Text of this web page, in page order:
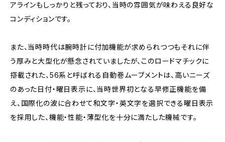
アラインもしっかりと残っており、当時の雰囲気が味わえる良好な
コンディションです。
また、当時時代は腕時計に付加機能が求められつつもそれに伴
う厚みと大型化が懸念されていましたが、このロードマチックに
搭載された、56系と呼ばれる自動巻ムーブメントは、高いニーズ
のあった日付・曜日表示に、当時世界初となる早修正機能を備
え、国際化の波に合わせて和文字・英文字を選択できる曜日表示
を採用した、機能・性能・薄型化を十分に満たした機械です。